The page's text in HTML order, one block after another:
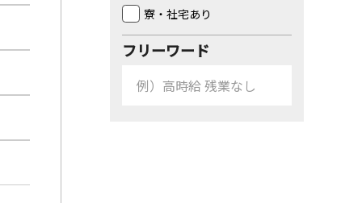
寮・社宅あり
フリーワード